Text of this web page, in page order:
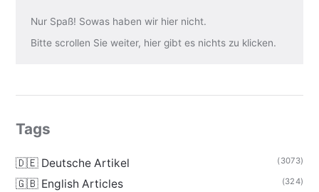
Nur Spaß! Sowas haben wir hier nicht.
Bitte scrollen Sie weiter, hier gibt es nichts zu klicken.
Tags
🇩🇪 Deutsche Artikel (3073)
🇬🇧 English Articles (324)